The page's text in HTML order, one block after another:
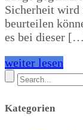
Sicherheit wird
beurteilen
es bei dieser
weiter lesen
Kategorien